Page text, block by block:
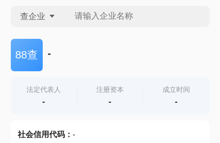
查企业
查企业
查产地
88查 -
法定代表人
-
注册资本
-
成立时间
-
社会信用代码： -